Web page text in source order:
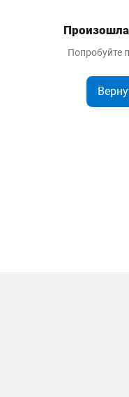
Попробуйте